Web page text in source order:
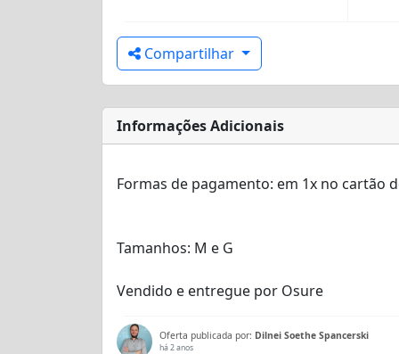
Compartilhar
Informações Adicionais
Formas de pagamento: em 1x no cartão
Tamanhos: ‎M e G
Vendido e entregue por Osure
Oferta publicada por: Dilnei Soethe Spancerski
há 2 anos